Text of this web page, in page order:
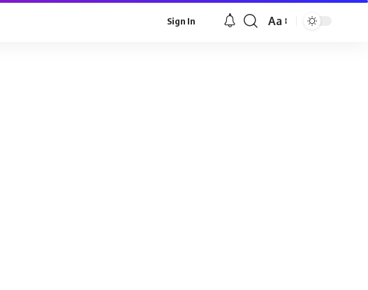
Sign In
Font
Aa